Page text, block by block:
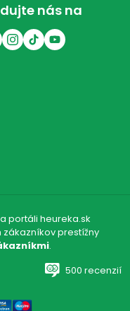
nás na
portáli heureka.sk
prestížny
.
500 recenzií